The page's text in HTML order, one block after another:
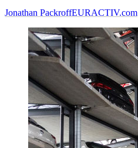
Jonathan PackroffEURACTIV.com